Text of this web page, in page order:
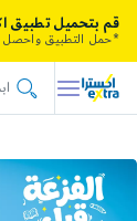
قم بتحميل تطبيق
*حمل التطبيق واحصل